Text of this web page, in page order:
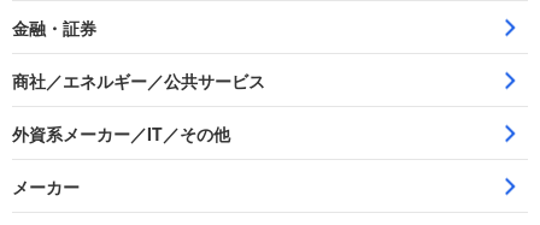
金融・証券
商社／エネルギー／公共サービス
外資系メーカー／IT／その他
メーカー